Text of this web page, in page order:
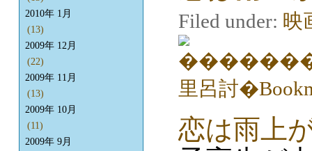
Filed under: 映
恋は雨上
2010年 1月
(13)
2009年 12月
(22)
2009年 11月
(13)
2009年 10月
(11)
2009年 9月